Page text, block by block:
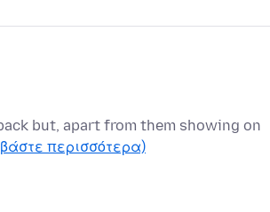
but, apart from them showing on
περισσότερα)